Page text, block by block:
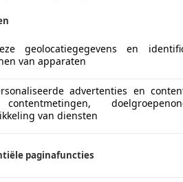
geolocatiegegevens en
van apparaten
advertenties en
van diensten
paginafuncties